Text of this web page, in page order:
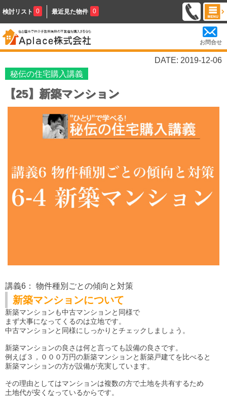
検討リスト 0 最近見た物件 0
お問合せ
DATE: 2019-12-06
秘伝の住宅購入講義
【25】新築マンション
講義6： 物件種別ごとの傾向と対策
新築マンションについて
新築マンションも中古マンションと同様で
まず大事になってくるのは立地です。
中古マンションと同様にしっかりとチェックしましょう。
新築マンションの良さは何と言っても設備の良さです。
例えば３，０００万円の新築マンションと新築戸建てを比べると
新築マンションの方が設備が充実しています。
その理由としてはマンションは複数の方で土地を共有するため
土地代が安くなっているからです。